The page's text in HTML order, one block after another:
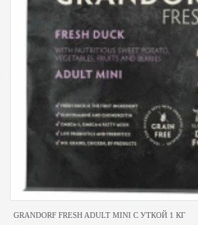
GRANDORF FRESH ADULT MINI С УТКОЙ 1 КГ